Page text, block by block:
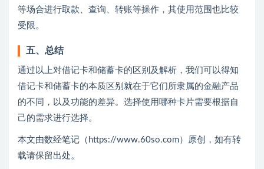
等场合进行取款、查询、转账等操作，其使用范围也比较
受限。
五、总结
通过以上对借记卡和储蓄卡的区别及解析，我们可以得知
借记卡和储蓄卡的本质区别就在于它们所隶属的金融产品
的不同，以及功能的差异。选择使用哪种卡片需要根据自
己的需求进行选择。
本文由数经笔记（https://www.60so.com）原创，如有转
载请保留出处。